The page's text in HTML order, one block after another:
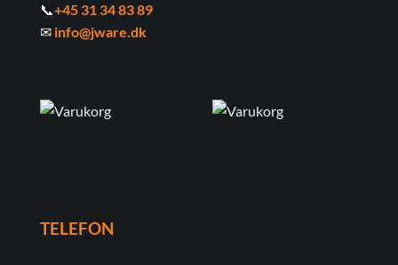
📞+45 31 34 83 89
✉ info@jware.dk
TELEFON